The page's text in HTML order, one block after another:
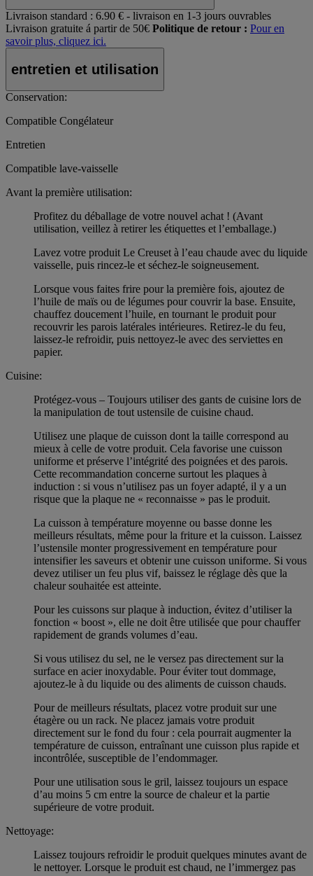
Livraison standard : 6.90 € - livraison en 1-3 jours ouvrables
Livraison gratuite á partir de 50€ Politique de retour : Pour en
savoir plus, cliquez ici.
entretien et utilisation
Conservation:
Compatible Congélateur
Entretien
Compatible lave-vaisselle
Avant la première utilisation:
Profitez du déballage de votre nouvel achat ! (Avant
utilisation, veillez à retirer les étiquettes et l’emballage.)
Lavez votre produit Le Creuset à l’eau chaude avec du liquide
vaisselle, puis rincez-le et séchez-le soigneusement.
Lorsque vous faites frire pour la première fois, ajoutez de
l’huile de maïs ou de légumes pour couvrir la base. Ensuite,
chauffez doucement l’huile, en tournant le produit pour
recouvrir les parois latérales intérieures. Retirez-le du feu,
laissez-le refroidir, puis nettoyez-le avec des serviettes en
papier.
Cuisine:
Protégez-vous – Toujours utiliser des gants de cuisine lors de
la manipulation de tout ustensile de cuisine chaud.
Utilisez une plaque de cuisson dont la taille correspond au
mieux à celle de votre produit. Cela favorise une cuisson
uniforme et préserve l’intégrité des poignées et des parois.
Cette recommandation concerne surtout les plaques à
induction : si vous n’utilisez pas un foyer adapté, il y a un
risque que la plaque ne « reconnaisse » pas le produit.
La cuisson à température moyenne ou basse donne les
meilleurs résultats, même pour la friture et la cuisson. Laissez
l’ustensile monter progressivement en température pour
intensifier les saveurs et obtenir une cuisson uniforme. Si vous
devez utiliser un feu plus vif, baissez le réglage dès que la
chaleur souhaitée est atteinte.
Pour les cuissons sur plaque à induction, évitez d’utiliser la
fonction « boost », elle ne doit être utilisée que pour chauffer
rapidement de grands volumes d’eau.
Si vous utilisez du sel, ne le versez pas directement sur la
surface en acier inoxydable. Pour éviter tout dommage,
ajoutez-le à du liquide ou des aliments de cuisson chauds.
Pour de meilleurs résultats, placez votre produit sur une
étagère ou un rack. Ne placez jamais votre produit
directement sur le fond du four : cela pourrait augmenter la
température de cuisson, entraînant une cuisson plus rapide et
incontrôlée, susceptible de l’endommager.
Pour une utilisation sous le gril, laissez toujours un espace
d’au moins 5 cm entre la source de chaleur et la partie
supérieure de votre produit.
Nettoyage:
Laissez toujours refroidir le produit quelques minutes avant de
le nettoyer. Lorsque le produit est chaud, ne l’immergez pas